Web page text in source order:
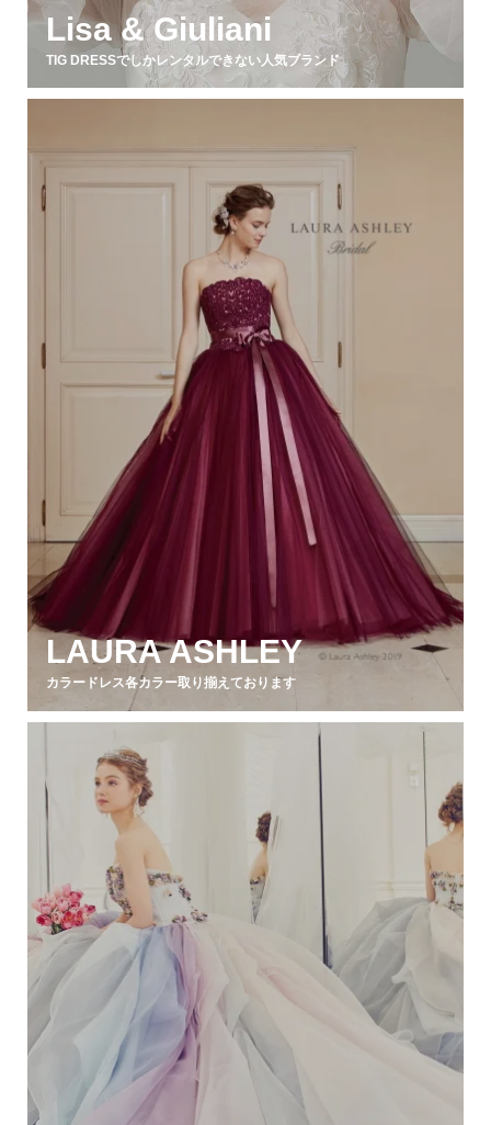
Lisa & Giuliani
TIG DRESSでしかレンタルできない人気ブランド
LAURA ASHLEY
カラードレス各カラー取り揃えております